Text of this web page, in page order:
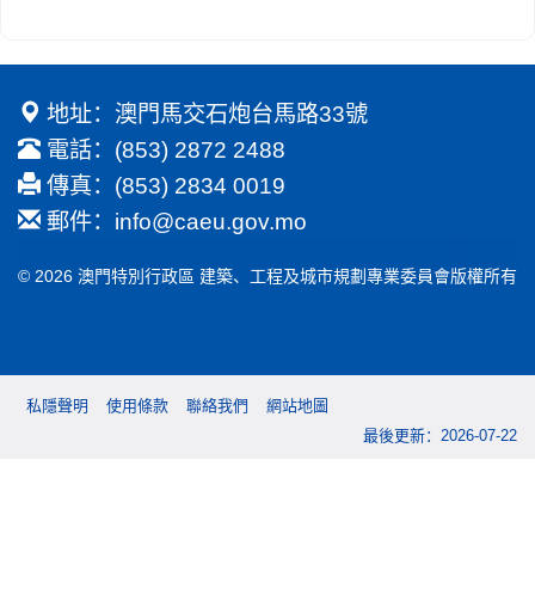
地址：澳門馬交石炮台馬路33號
電話：(853) 2872 2488
傳真：(853) 2834 0019
郵件： info@caeu.gov.mo
© 2026 澳門特別行政區 建築、工程及城市規劃專業委員會版權所有
私隱聲明 使用條款 聯絡我們
網站地圖
最後更新：2026-07-22